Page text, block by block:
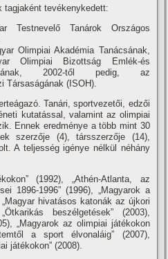
tagjaként tevékenykedett:
Testnevelő Tanárok Országos
Olimpiai Akadémia Tanácsának,
Olimpiai Bizottság Emlék-és
2002-től pedig, az
Társaságának (ISOH).
Tanári, sportvezetői, edzői
kutatással, valamint az olimpiai
Ennek eredménye a több mint 30
szerzője (4), társszerzője (14),
A teljesség igénye nélkül néhány
(1992), „Athén-Atlanta, az
1896-1996” (1996), „Magyarok a
hivatásos katonák az újkori
beszélgetések” (2003),
„Magyarok az olimpiai játékokon
a sport élvonaláig” (2007),
játékokon” (2008).